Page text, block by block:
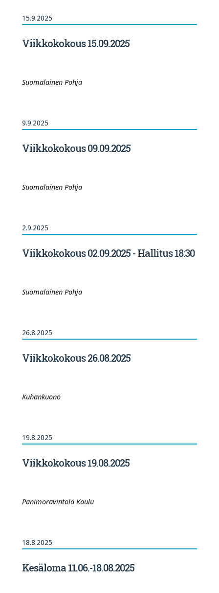
15.9.2025
Viikkokokous 15.09.2025
Suomalainen Pohja
9.9.2025
Viikkokokous 09.09.2025
Suomalainen Pohja
2.9.2025
Viikkokokous 02.09.2025 - Hallitus 18:30
Suomalainen Pohja
26.8.2025
Viikkokokous 26.08.2025
Kuhankuono
19.8.2025
Viikkokokous 19.08.2025
Panimoravintola Koulu
18.8.2025
Kesäloma 11.06.-18.08.2025